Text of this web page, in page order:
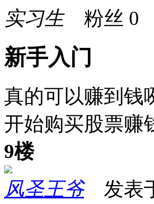
实习生粉丝 0
新手入门
真的可以赚到钱
开始购买股票赚
9楼
风圣王爷发表